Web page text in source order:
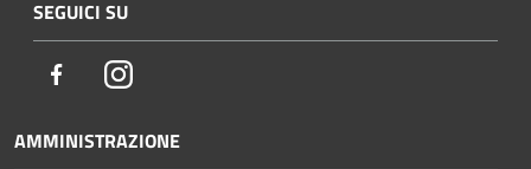
SEGUICI SU
FacebookInstagram
AMMINISTRAZIONE